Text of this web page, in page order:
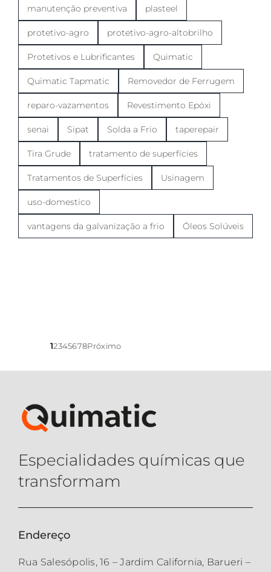
manutenção preventiva plasteel
protetivo-agro protetivo-agro-altobrilho
Protetivos e Lubrificantes Quimatic
Quimatic Tapmatic Removedor de Ferrugem
reparo-vazamentos Revestimento Epóxi
senai Sipat Solda a Frio taperepair
Tira Grude tratamento de superfícies
Tratamentos de Superfícies Usinagem
uso-domestico
vantagens da galvanização a frio Óleos Solúveis
12345678Próximo
Especialidades químicas que
transformam
Endereço
Rua Salesópolis, 16 – Jardim California, Barueri –